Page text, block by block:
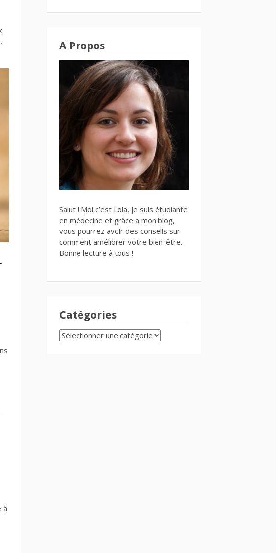
à
A Propos
Salut ! Moi c’est Lola, je suis étudiante
en médecine et grâce a mon blog,
vous pourrez avoir des conseils sur
comment améliorer votre bien-être.
Bonne lecture à tous !
Catégories
CATÉGORIES